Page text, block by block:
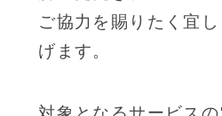
ご協力を賜りたく宜
げます。